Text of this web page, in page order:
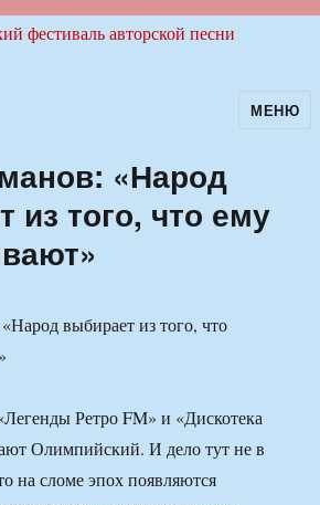
авторскойМЕНЮ
«Народ
из того, что ему
Ретро FM» и «Дискотека
Олимпийский. И дело тут не в
на сломе эпох появляются